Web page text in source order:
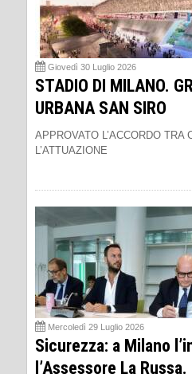
Giovedì 30 Luglio 2026
STADIO DI MILANO.
URBANA SAN SIRO
APPROVATO L’ACCORDO
L’ATTUAZIONE
Mercoledì 29 Luglio 2026
Sicurezza: a Milano
l’Assessore La Russa.